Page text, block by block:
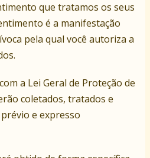
que tratamos os seus
é a manifestação
pela qual você autoriza a
a Lei Geral de Proteção de
coletados, tratados e
e expresso